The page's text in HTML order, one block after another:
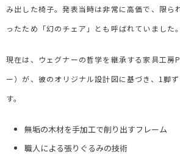
み出した椅子。発表当時は非常に高価で、限ら
ったため「幻のチェア」とも呼ばれていました。
現在は、ウェグナーの哲学を継承する家具工房
ー）が、彼のオリジナル設計図に基づき、 1脚
す。
無垢の木材を手加工で削り出すフレーム
職人による張りぐるみの技術